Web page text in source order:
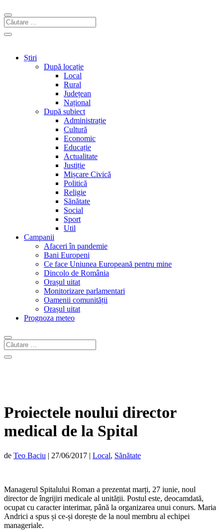
Știri
După locație
Local
Rural
Județean
Național
După subiect
Administrație
Cultură
Economic
Educație
Actualitate
Justiție
Mișcare Civică
Politică
Religie
Sănătate
Social
Sport
Util
Campanii
Afaceri în pandemie
Bani Europeni
Ce face Uniunea Europeană pentru mine
Dincolo de România
Orașul uitat
Monitorizare parlamentari
Oamenii comunității
Orașul uitat
Prognoza meteo
Proiectele noului director
medical de la Spital
de Teo Baciu | 27/06/2017 | Local, Sănătate
Managerul Spitalului Roman a prezentat marți, 27 iunie, noul
director de îngrijiri medicale al unității. Postul este, deocamdată,
ocupat cu caracter interimar, până la organizarea unui conurs. Maria
Andrici a spus și ce-și dorește de la noul membru al echipei
manageriale.